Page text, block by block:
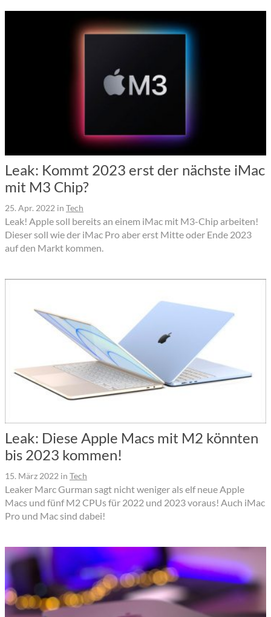
Leak: Kommt 2023 erst der nächste iMac
mit M3 Chip?
25. Apr. 2022 in Tech
Leak! Apple soll bereits an einem iMac mit M3-Chip arbeiten!
Dieser soll wie der iMac Pro aber erst Mitte oder Ende 2023
auf den Markt kommen.
Leak: Diese Apple Macs mit M2 könnten
bis 2023 kommen!
15. März 2022 in Tech
Leaker Marc Gurman sagt nicht weniger als elf neue Apple
Macs und fünf M2 CPUs für 2022 und 2023 voraus! Auch iMac
Pro und Mac sind dabei!